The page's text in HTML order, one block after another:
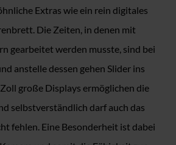
Extras wie ein rein digitales
Die Zeiten, in denen mit
gearbeitet werden musste, sind bei
anstelle dessen gehen Slider ins
große Displays ermöglichen die
selbstverständlich darf auch das
fehlen. Eine Besonderheit ist dabei